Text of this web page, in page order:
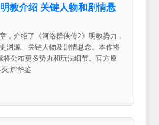
教介绍 关键人物和剧情悬
，介绍了《河洛群侠传2》明教势力，
渊源、关键人物及剧情悬念。本作将
将公布更多势力和玩法细节。官方原
;辉华鉴